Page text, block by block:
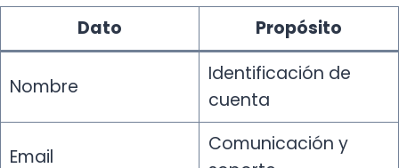
Dato Propósito
Nombre
Identificación de
cuenta
Email
Comunicación y